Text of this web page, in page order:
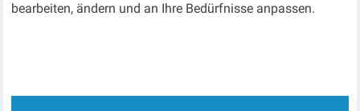
bearbeiten, ändern und an Ihre Bedürfnisse anpassen.